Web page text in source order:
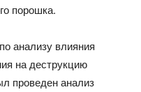
порошка.
анализу влияния
на деструкцию
проведен анализ